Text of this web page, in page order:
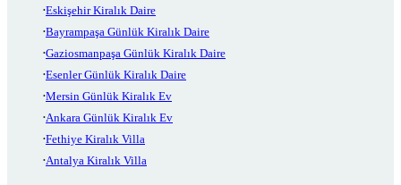
Eskişehir Kiralık Daire
Bayrampaşa Günlük Kiralık Daire
Gaziosmanpaşa Günlük Kiralık Daire
Esenler Günlük Kiralık Daire
Mersin Günlük Kiralık Ev
Ankara Günlük Kiralık Ev
Fethiye Kiralık Villa
Antalya Kiralık Villa